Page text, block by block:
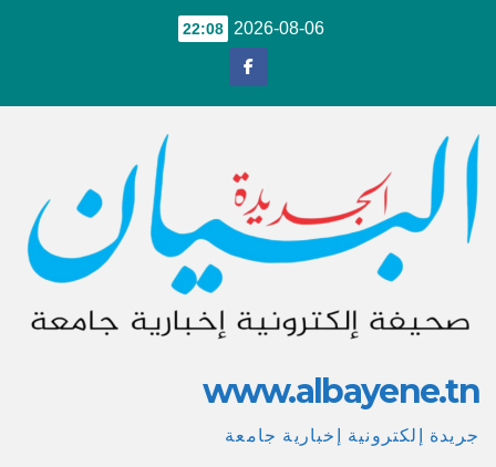
2026-08-06
22:08
www.albayene.tn
جريدة إلكترونية إخبارية جامعة